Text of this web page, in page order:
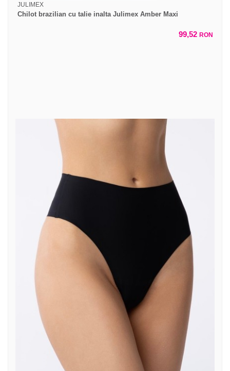
JULIMEX
Chilot brazilian cu talie inalta Julimex Amber Maxi
99,52 RON